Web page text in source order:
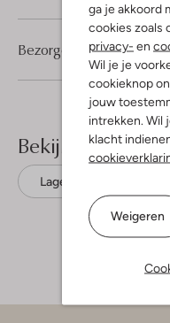
ga je akkoord
cookies zoals
privacy- en
Wil je je
cookieknop
jouw
intrekken. Wil
klacht
Weigeren
Bezorgen & retourneren
Bekijk meer
Lage sneakers